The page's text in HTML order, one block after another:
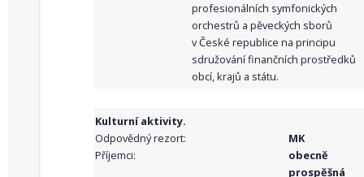
profesionálních symfonických
orchestrů a pěveckých sborů
v České republice na principu
sdružování finančních prostředků
obcí, krajů a státu.
Kulturní aktivity.
Odpovědný rezort:
MK
Příjemci:
obecně
prospěšná